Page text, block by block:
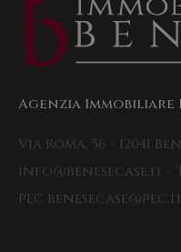
Agenzia Immobiliare
Via Roma, 56 - 12041
info@benesecase.it -
PEC benesecase@pec.it